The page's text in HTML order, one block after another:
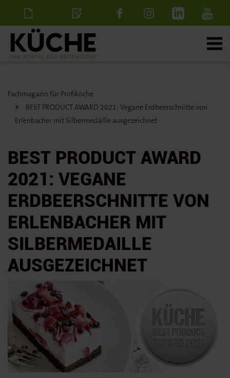
NewsletterStellenanzeige
Fachmagazin für Profiköche
BEST PRODUCT AWARD 2021: Vegane Erdbeerschnitte von
Erlenbacher mit Silbermedaille ausgezeichnet
BEST PRODUCT AWARD
2021: VEGANE
ERDBEERSCHNITTE VON
ERLENBACHER MIT
SILBERMEDAILLE
AUSGEZEICHNET